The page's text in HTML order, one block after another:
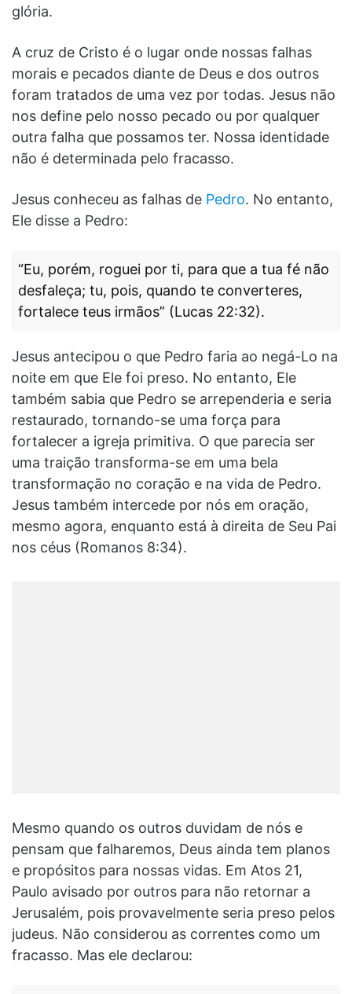
glória.
A cruz de Cristo é o lugar onde nossas falhas
morais e pecados diante de Deus e dos outros
foram tratados de uma vez por todas. Jesus não
nos define pelo nosso pecado ou por qualquer
outra falha que possamos ter. Nossa identidade
não é determinada pelo fracasso.
Jesus conheceu as falhas de Pedro. No entanto,
Ele disse a Pedro:
“Eu, porém, roguei por ti, para que a tua fé não
desfaleça; tu, pois, quando te converteres,
fortalece teus irmãos” (Lucas 22:32).
Jesus antecipou o que Pedro faria ao negá-Lo na
noite em que Ele foi preso. No entanto, Ele
também sabia que Pedro se arrependeria e seria
restaurado, tornando-se uma força para
fortalecer a igreja primitiva. O que parecia ser
uma traição transforma-se em uma bela
transformação no coração e na vida de Pedro.
Jesus também intercede por nós em oração,
mesmo agora, enquanto está à direita de Seu Pai
nos céus (Romanos 8:34).
Mesmo quando os outros duvidam de nós e
pensam que falharemos, Deus ainda tem planos
e propósitos para nossas vidas. Em Atos 21,
Paulo avisado por outros para não retornar a
Jerusalém, pois provavelmente seria preso pelos
judeus. Não considerou as correntes como um
fracasso. Mas ele declarou: